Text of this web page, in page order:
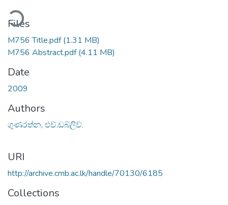
Files
M756 Title.pdf(1.31 MB)
M756 Abstract.pdf(4.11 MB)
Date
2009
Authors
ගුණරත්න, එච්.ඩබ්ලිව්.
URI
http://archive.cmb.ac.lk/handle/70130/6185
Collections